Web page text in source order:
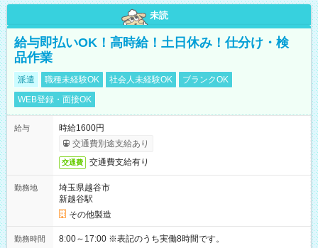
未読
給与即払いOK！高時給！土日休み！仕分け・検
品作業
派遣 職種未経験OK 社会人未経験OK
ブランクOK
WEB登録・面接OK
給与
時給1600円
交通費別途支給あり
交通費 交通費支給有り
勤務地
埼玉県越谷市
新越谷駅
その他製造
勤務時間 8:00～17:00 ※表記のうち実働8時間です。